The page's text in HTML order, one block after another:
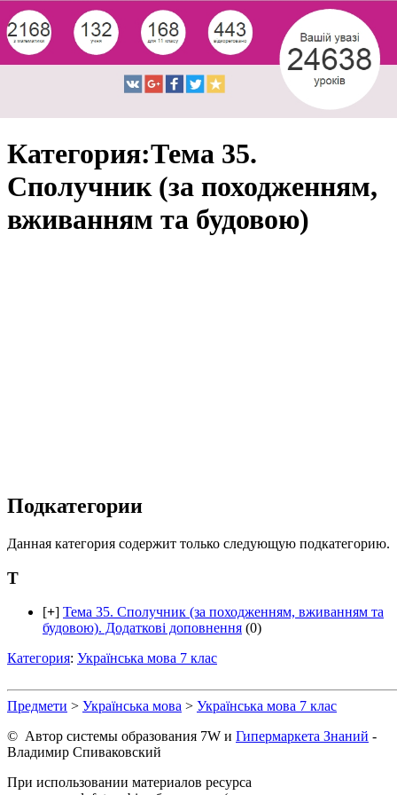
Категория:Тема 35.
Сполучник (за походженням,
вживанням та будовою)
Подкатегории
Данная категория содержит только следующую подкатегорию.
Т
[+] Тема 35. Сполучник (за походженням, вживанням та
будовою). Додаткові доповнення (0)
Категория: Українська мова 7 клас
Предмети > Українська мова > Українська мова 7 клас
© Автор системы образования 7W и Гипермаркета Знаний -
Владимир Спиваковский
При использовании материалов ресурса